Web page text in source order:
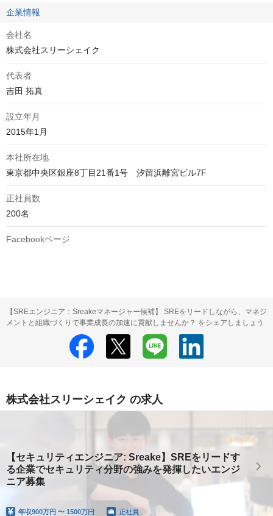
企業情報
会社名
株式会社スリーシェイク
代表者
吉田 拓真
設立年月
2015年1月
本社所在地
東京都中央区銀座8丁目21番1号　汐留浜離宮ビル7F
正社員数
200名
Facebookページ
【SREエンジニア：Sreakeマネージャー候補】 SREをリードしながら、マネジ
メントと組織づくりで事業成長の加速に貢献しませんか？ をシェアしましょう
株式会社スリーシェイク の求人
【セキュリティエンジニア: Sreake】SREをリードす
る企業でセキュリティ分野の強みを発揮したいエンジ
ニア募集
年収900万円 〜 1500万円 正社員